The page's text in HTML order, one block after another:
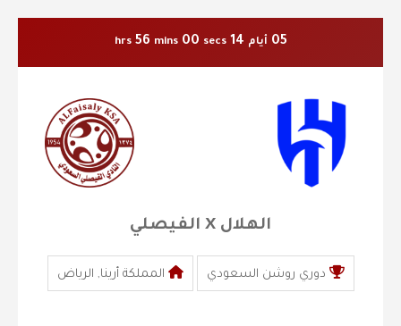
05 أيام 14
hrs 55 mins 59 secs
الهلال X الفيصلي
دوري روشن السعودي المملكة أرينا, الرياض